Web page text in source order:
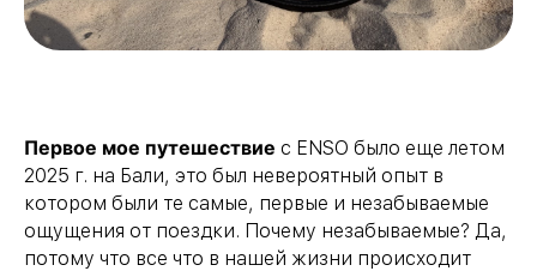
Первое мое путешествие с ENSO было еще летом
2025 г. на Бали, это был невероятный опыт в
котором были те самые, первые и незабываемые
ощущения от поездки. Почему незабываемые? Да,
потому что все что в нашей жизни происходит